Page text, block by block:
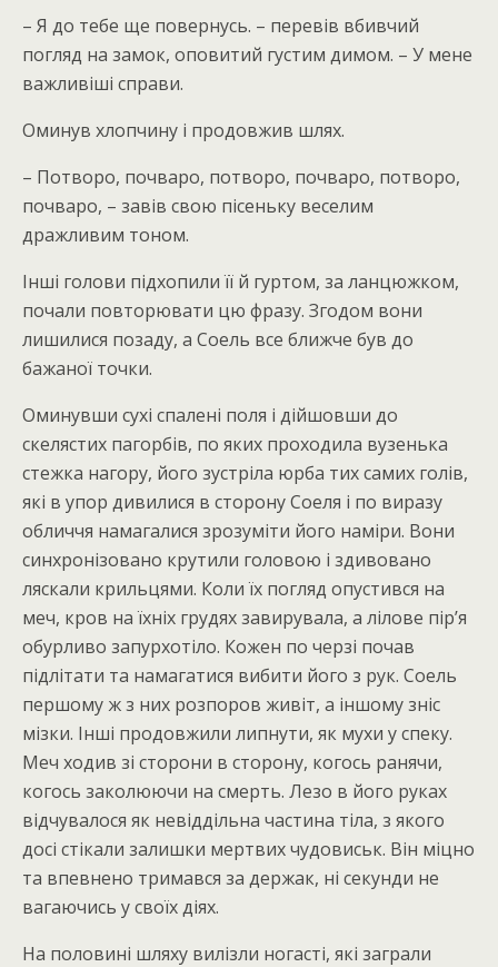
– Я до тебе ще повернусь. – перевів вбивчий
погляд на замок, оповитий густим димом. – У мене
важливіші справи.
Оминув хлопчину і продовжив шлях.
– Потворо, почваро, потворо, почваро, потворо,
почваро, – завів свою пісеньку веселим
дражливим тоном.
Інші голови підхопили її й гуртом, за ланцюжком,
почали повторювати цю фразу. Згодом вони
лишилися позаду, а Соель все ближче був до
бажаної точки.
Оминувши сухі спалені поля і дійшовши до
скелястих пагорбів, по яких проходила вузенька
стежка нагору, його зустріла юрба тих самих голів,
які в упор дивилися в сторону Соеля і по виразу
обличчя намагалися зрозуміти його наміри. Вони
синхронізовано крутили головою і здивовано
ляскали крильцями. Коли їх погляд опустився на
меч, кров на їхніх грудях завирувала, а лілове пір’я
обурливо запурхотіло. Кожен по черзі почав
підлітати та намагатися вибити його з рук. Соель
першому ж з них розпоров живіт, а іншому зніс
мізки. Інші продовжили липнути, як мухи у спеку.
Меч ходив зі сторони в сторону, когось ранячи,
когось заколюючи на смерть. Лезо в його руках
відчувалося як невіддільна частина тіла, з якого
досі стікали залишки мертвих чудовиськ. Він міцно
та впевнено тримався за держак, ні секунди не
вагаючись у своїх діях.
На половині шляху вилізли ногасті, які заграли